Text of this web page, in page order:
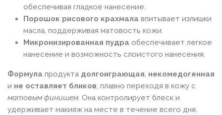
обеспечивая гладкое нанесение.
Порошок рисового крахмала впитывает излишки
масла, поддерживая матовость кожи.
Микронизированная пудра обеспечивает легкое
нанесение и возможность слоистого нанесения.
Формула продукта долгоиграющая, некомедогенная
и не оставляет бликов, плавно переходя в кожу с
матовым финишем. Она контролирует блеск и
удерживает макияж на месте в течение всего дня.